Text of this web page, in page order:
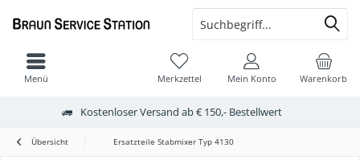
Kostenloser Versand ab € 150,- Bestellwert
Warenkorb
Merkzettel Mein Konto
Menü
Übersicht Ersatzteile Stabmixer Typ 4130